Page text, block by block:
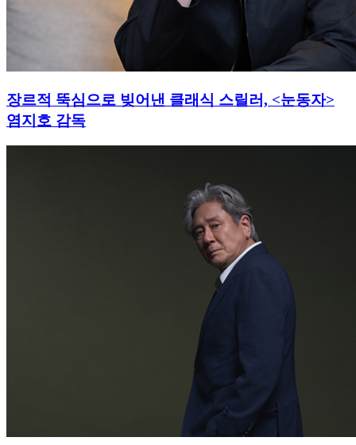
장르적 뚝심으로 빚어낸 클래식 스릴러, <눈동자>
염지호 감독